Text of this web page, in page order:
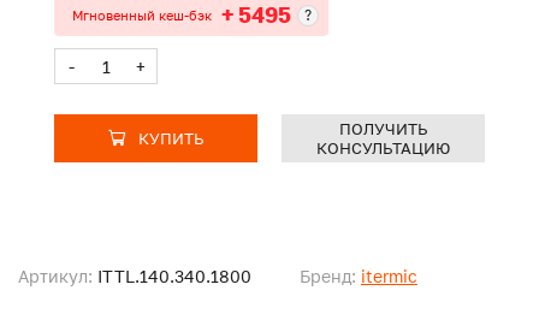
Артикул: ITTL.140.340.1800 Бренд: itermic
Мгновенный кеш-бэк + 5495 ?
- +
КУПИТЬ
ПОЛУЧИТЬ
КОНСУЛЬТАЦИЮ